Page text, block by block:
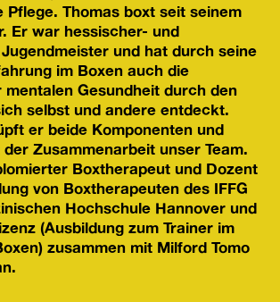
Pflege. Thomas boxt seit seinem
Er war hessischer- und
und hat durch seine
im Boxen auch die
mentalen Gesundheit durch den
selbst und andere entdeckt.
er beide Komponenten und
Zusammenarbeit unser Team.
Boxtherapeut und Dozent
von Boxtherapeuten des IFFG
Hochschule Hannover und
(Ausbildung zum Trainer im
zusammen mit Milford Tomo